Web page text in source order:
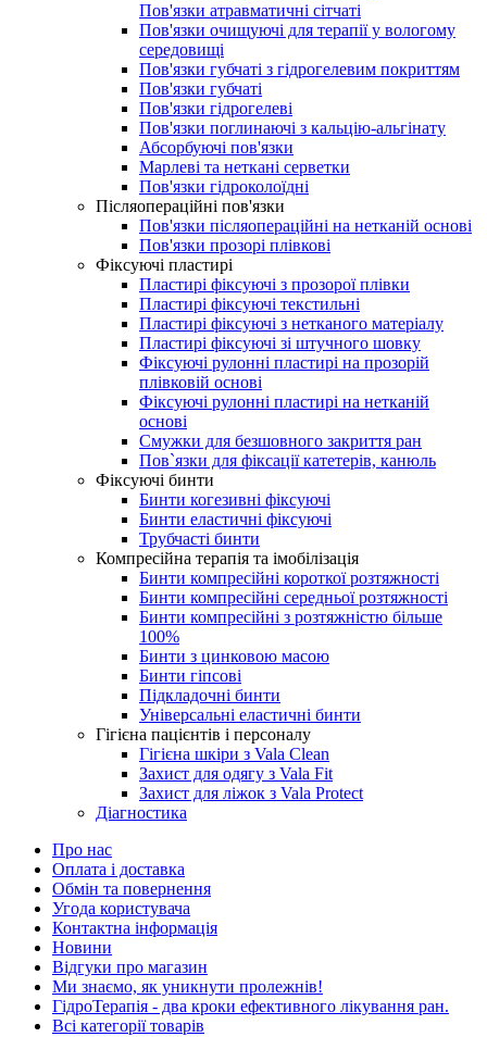
Пов'язки атравматичні сітчаті
Пов'язки очищуючі для терапії у вологому
середовищі
Пов'язки губчаті з гідрогелевим покриттям
Пов'язки губчаті
Пов'язки гідрогелеві
Пов'язки поглинаючі з кальцію-альгінату
Абсорбуючі пов'язки
Марлеві та неткані серветки
Пов'язки гідроколоїдні
Післяопераційні пов'язки
Пов'язки післяопераційні на нетканій основі
Пов'язки прозорі плівкові
Фіксуючі пластирі
Пластирі фіксуючі з прозорої плівки
Пластирі фіксуючі текстильні
Пластирі фіксуючі з нетканого матеріалу
Пластирі фіксуючі зі штучного шовку
Фіксуючі рулонні пластирі на прозорій
плівковій основі
Фіксуючі рулонні пластирі на нетканій
основі
Смужки для безшовного закриття ран
Пов`язки для фіксації катетерів, канюль
Фіксуючі бинти
Бинти когезивні фіксуючі
Бинти еластичні фіксуючі
Трубчасті бинти
Компресійна терапія та імобілізація
Бинти компресійні короткої розтяжності
Бинти компресійні середньої розтяжності
Бинти компресійні з розтяжністю більше
100%
Бинти з цинковою масою
Бинти гіпсові
Підкладочні бинти
Універсальні еластичні бинти
Гігієна пацієнтів і персоналу
Гігієна шкіри з Vala Clean
Захист для одягу з Vala Fit
Захист для ліжок з Vala Protect
Діагностика
Про нас
Оплата і доставка
Обмін та повернення
Угода користувача
Контактна інформація
Новини
Відгуки про магазин
Ми знаємо, як уникнути пролежнів!
ГідроТерапія - два кроки ефективного лікування ран.
Всі категорії товарів